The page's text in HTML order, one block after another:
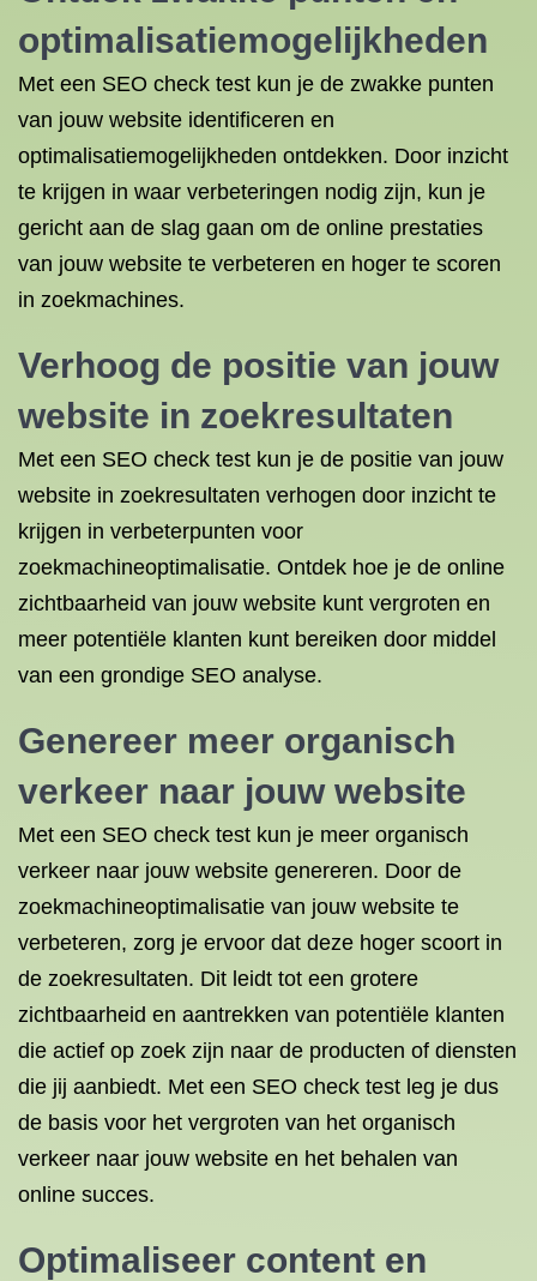
optimalisatiemogelijkheden
Met een SEO check test kun je de zwakke punten
van jouw website identificeren en
optimalisatiemogelijkheden ontdekken. Door inzicht
te krijgen in waar verbeteringen nodig zijn, kun je
gericht aan de slag gaan om de online prestaties
van jouw website te verbeteren en hoger te scoren
in zoekmachines.
Verhoog de positie van jouw
website in zoekresultaten
Met een SEO check test kun je de positie van jouw
website in zoekresultaten verhogen door inzicht te
krijgen in verbeterpunten voor
zoekmachineoptimalisatie. Ontdek hoe je de online
zichtbaarheid van jouw website kunt vergroten en
meer potentiële klanten kunt bereiken door middel
van een grondige SEO analyse.
Genereer meer organisch
verkeer naar jouw website
Met een SEO check test kun je meer organisch
verkeer naar jouw website genereren. Door de
zoekmachineoptimalisatie van jouw website te
verbeteren, zorg je ervoor dat deze hoger scoort in
de zoekresultaten. Dit leidt tot een grotere
zichtbaarheid en aantrekken van potentiële klanten
die actief op zoek zijn naar de producten of diensten
die jij aanbiedt. Met een SEO check test leg je dus
de basis voor het vergroten van het organisch
verkeer naar jouw website en het behalen van
online succes.
Optimaliseer content en